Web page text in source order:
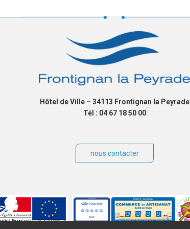
Hôtel de Ville – 34113 Frontignan la Peyrade
Tél : 04 67 18 50 00
nous contacter